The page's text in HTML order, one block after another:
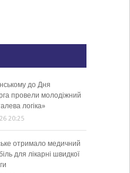
до Дня
провели молодіжний
логіка»
20:25
отримало медичний
для лікарні швидкої